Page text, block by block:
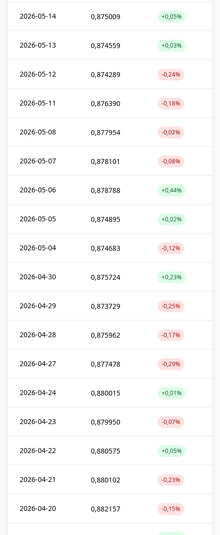
2026-05-14 0,875009 +0,05%
2026-05-13 0,874559 +0,03%
2026-05-12 0,874289 -0,24%
2026-05-11 0,876390 -0,18%
2026-05-08 0,877954 -0,02%
2026-05-07 0,878101 -0,08%
2026-05-06 0,878788 +0,44%
2026-05-05 0,874895 +0,02%
2026-05-04 0,874683 -0,12%
2026-04-30 0,875724 +0,23%
2026-04-29 0,873729 -0,25%
2026-04-28 0,875962 -0,17%
2026-04-27 0,877478 -0,29%
2026-04-24 0,880015 +0,01%
2026-04-23 0,879950 -0,07%
2026-04-22 0,880575 +0,05%
2026-04-21 0,880102 -0,23%
2026-04-20 0,882157 -0,15%